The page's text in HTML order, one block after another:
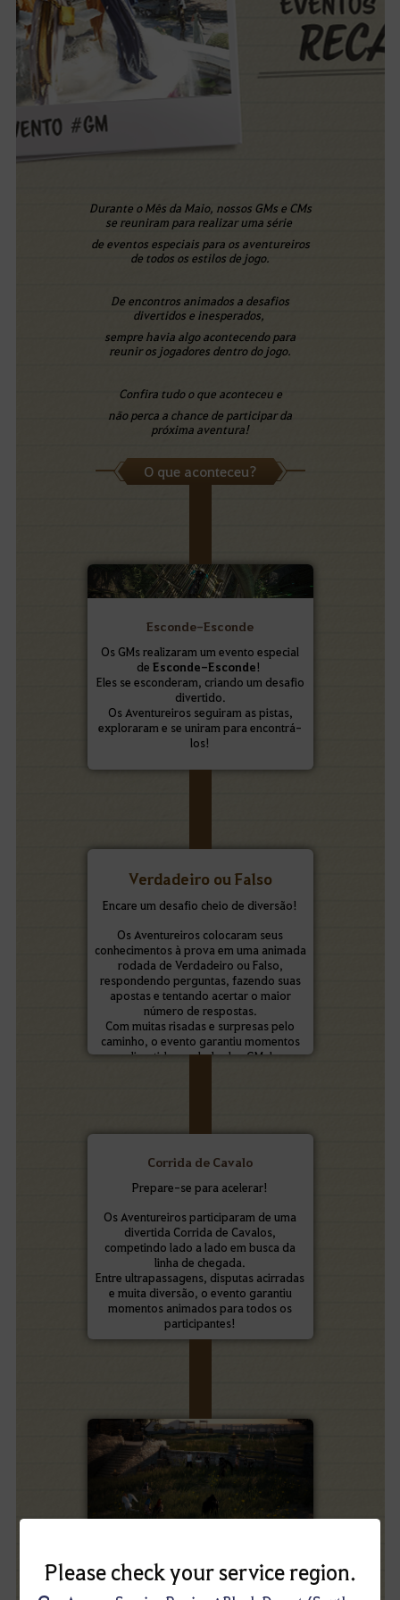
Please check your service region.
Durante o Mês da Maio, nossos GMs e CMs
se reuniram para realizar uma série
de eventos especiais para os aventureiros
de todos os estilos de jogo.
De encontros animados a desafios
divertidos e inesperados,
sempre havia algo acontecendo para
reunir os jogadores dentro do jogo.
Confira tudo o que aconteceu e
não perca a chance de participar da
próxima aventura!
O que aconteceu?
Esconde-Esconde
Os GMs realizaram um evento especial
de Esconde-Esconde!
Eles se esconderam, criando um desafio
divertido.
Os Aventureiros seguiram as pistas,
exploraram e se uniram para encontrá-
los!
Verdadeiro ou Falso
Encare um desafio cheio de diversão!
Os Aventureiros colocaram seus
conhecimentos à prova em uma animada
rodada de Verdadeiro ou Falso,
respondendo perguntas, fazendo suas
apostas e tentando acertar o maior
número de respostas.
Com muitas risadas e surpresas pelo
caminho, o evento garantiu momentos
divertidos ao lado dos GMs!
Corrida de Cavalo
Prepare-se para acelerar!
Os Aventureiros participaram de uma
divertida Corrida de Cavalos,
competindo lado a lado em busca da
linha de chegada.
Entre ultrapassagens, disputas acirradas
e muita diversão, o evento garantiu
momentos animados para todos os
participantes!